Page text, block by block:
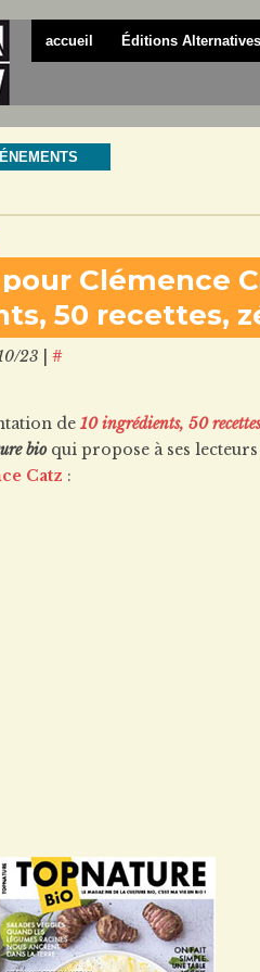
accueil Éditions Alternatives
pour Clémence
50 recettes,
23 #
de 10 ingrédients, 50
bioqui propose à ses
Catz :